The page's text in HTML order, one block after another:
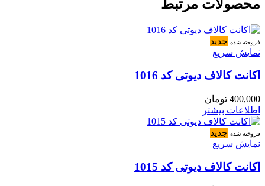
محصولات مرتبط
فروخته شده جدید
نمایش سریع
اکانت کالاف دیوتی کد 1016
400,000 تومان
اطلاعات بیشتر
فروخته شده جدید
نمایش سریع
اکانت کالاف دیوتی کد 1015